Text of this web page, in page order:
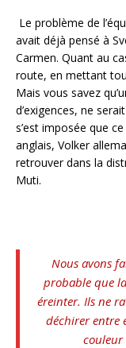
Le problème de
avait déjà pensé à
Carmen. Quant au
route, en mettant
Mais vous savez
d’exigences, ne
s’est imposée que
anglais, Volker
retrouver dans la
Muti.
Nous avons
probable que
éreinter. Ils ne
déchirer entre
couleur